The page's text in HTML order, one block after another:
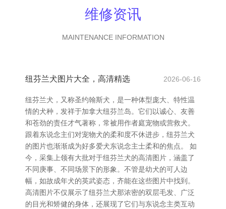
维修资讯
MAINTENANCE INFORMATION
纽芬兰犬图片大全，高清精选 2026-06-16
纽芬兰犬，又称圣约翰斯犬，是一种体型庞大、特性温
情的犬种，发祥于加拿大纽芬兰岛。它们以诚心、友善
和苍劲的责任才气著称，常被用作者庭宠物或营救犬。
跟着东说念主们对宠物犬的柔和度不休进步，纽芬兰犬
的图片也渐渐成为好多爱犬东说念主士柔和的焦点。 如
今，采集上领有大批对于纽芬兰犬的高清图片，涵盖了
不同庚事、不同场景下的形象。不管是幼犬的可人边
幅，如故成年犬的英武姿态，齐能在这些图片中找到。
高清图片不仅展示了纽芬兰犬那浓密的双层毛发、广泛
的目光和矫健的身体，还展现了它们与东说念主类互动